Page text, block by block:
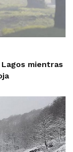
mientras